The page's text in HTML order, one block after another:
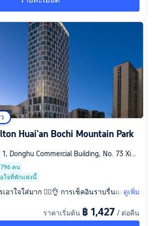
Huai'an Bochi Mountain Park
Donghu Commercial Building, No. 73 Xian
Development Zone, เขตซิงเหอ, หวาย
คน
ใจที่พักแห่งนี้
อาใจใส่มาก 👌🏻👌 การเช็คอินราบรื่นและมีป
จที่สุดที่ฉันเคยพักมา ทิวทัศน์นอกหน้าต่างของ
ดูเพิ่ม
ราคาเริ่มต้น ฿ 1,427 / ต่อคืน